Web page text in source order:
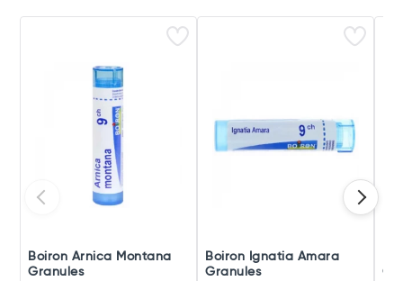
Boiron Arnica Montana
Granules
Boiron Ignatia Amara
Granules